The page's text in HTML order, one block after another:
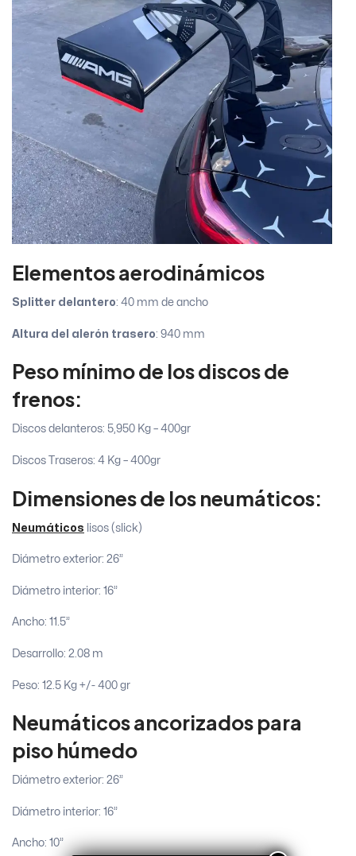
Elementos aerodinámicos
Splitter delantero: 40 mm de ancho
Altura del alerón trasero: 940 mm
Peso mínimo de los discos de
frenos:
Discos delanteros: 5,950 Kg – 400gr
Discos Traseros: 4 Kg – 400gr
Dimensiones de los neumáticos:
Neumáticos lisos (slick)
Diámetro exterior: 26”
Diámetro interior: 16”
Ancho: 11.5”
Desarrollo: 2.08 m
Peso: 12.5 Kg +/- 400 gr
Neumáticos ancorizados para
piso húmedo
Diámetro exterior: 26”
Diámetro interior: 16”
Ancho: 10”